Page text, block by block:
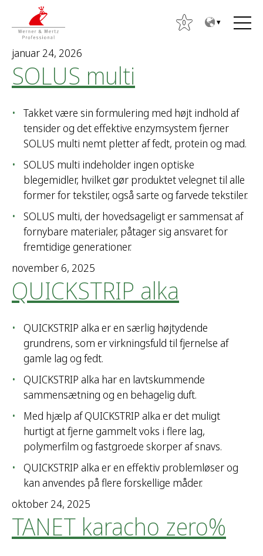
0
S
e
r
januar 24, 2026
SOLUS multi
Takket være sin formulering med højt indhold af
tensider og det effektive enzymsystem fjerner
SOLUS multi nemt pletter af fedt, protein og mad.
SOLUS multi indeholder ingen optiske
blegemidler, hvilket gør produktet velegnet til alle
former for tekstiler, også sarte og farvede tekstiler.
SOLUS multi, der hovedsageligt er sammensat af
fornybare materialer, påtager sig ansvaret for
fremtidige generationer.
november 6, 2025
QUICKSTRIP alka
QUICKSTRIP alka er en særlig højtydende
grundrens, som er virkningsfuld til fjernelse af
gamle lag og fedt.
QUICKSTRIP alka har en lavtskummende
sammensætning og en behagelig duft.
Med hjælp af QUICKSTRIP alka er det muligt
hurtigt at fjerne gammelt voks i flere lag,
polymerfilm og fastgroede skorper af snavs.
QUICKSTRIP alka er en effektiv problemløser og
kan anvendes på flere forskellige måder.
oktober 24, 2025
TANET karacho zero%